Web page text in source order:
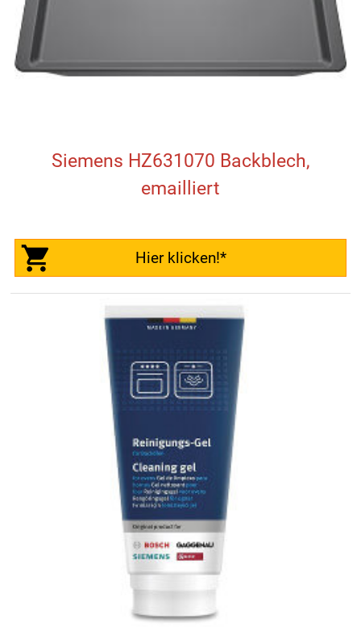
Siemens HZ631070 Backblech,
emailliert
Hier klicken!*